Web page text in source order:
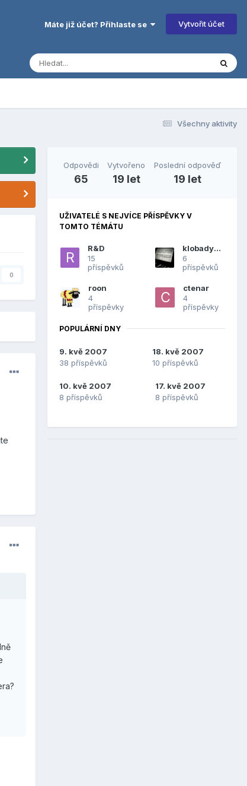
Máte již účet? Přihlaste se Vytvořit účet
Všechny aktivity
0
Odpovědi
65
Vytvořeno
19 let
Poslední odpověď
19 let
UŽIVATELÉ S NEJVÍCE PŘÍSPĚVKY V
TOMTO TÉMÁTU
R&D
15
příspěvků
klobadysek
6
příspěvků
roon
4
příspěvky
ctenar
4
příspěvky
POPULÁRNÍ DNY
9. kvě 2007
38 příspěvků
18. kvě 2007
10 příspěvků
10. kvě 2007
8 příspěvků
17. kvě 2007
8 příspěvků